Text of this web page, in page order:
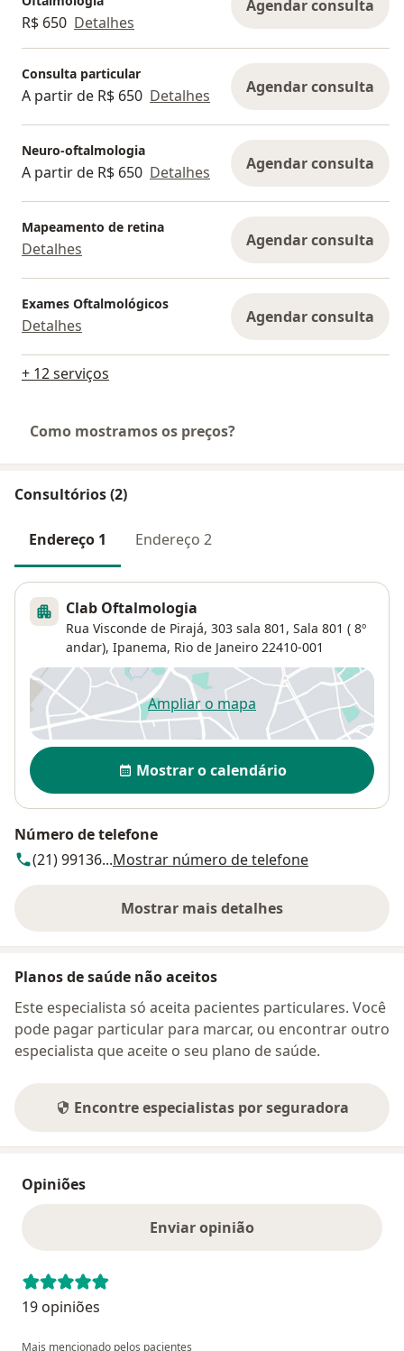
R$ 650 Detalhes
Agendar consulta
Consulta particular
A partir de R$ 650 Detalhes Agendar consulta
Neuro-oftalmologia
A partir de R$ 650 Detalhes Agendar consulta
Mapeamento de retina
Detalhes Agendar consulta
Exames Oftalmológicos
Detalhes Agendar consulta
+ 12 serviços
Como mostramos os preços?
Consultórios (2)
Endereço 1 Endereço 2
Clab Oftalmologia
Rua Visconde de Pirajá, 303 sala 801, Sala 801 ( 8º
andar), Ipanema, Rio de Janeiro 22410-001
Ampliar o mapaabre num novo separador
Disponibilidade
Mostrar o calendário
Número de telefone
(21) 99136...Mostrar número de telefone
Mostrar mais detalhes
sobre o endereço
Planos de saúde não aceitos
Este especialista só aceita pacientes particulares. Você
pode pagar particular para marcar, ou encontrar outro
especialista que aceite o seu plano de saúde.
Encontre especialistas por seguradora
Opiniões
Enviar opinião
19 opiniões
Mais mencionado pelos pacientes